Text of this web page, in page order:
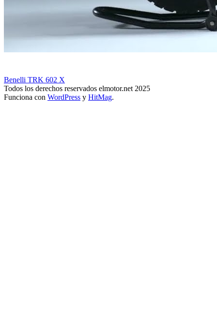
Benelli TRK 602 X
Todos los derechos reservados elmotor.net 2025
Funciona con WordPress y HitMag.